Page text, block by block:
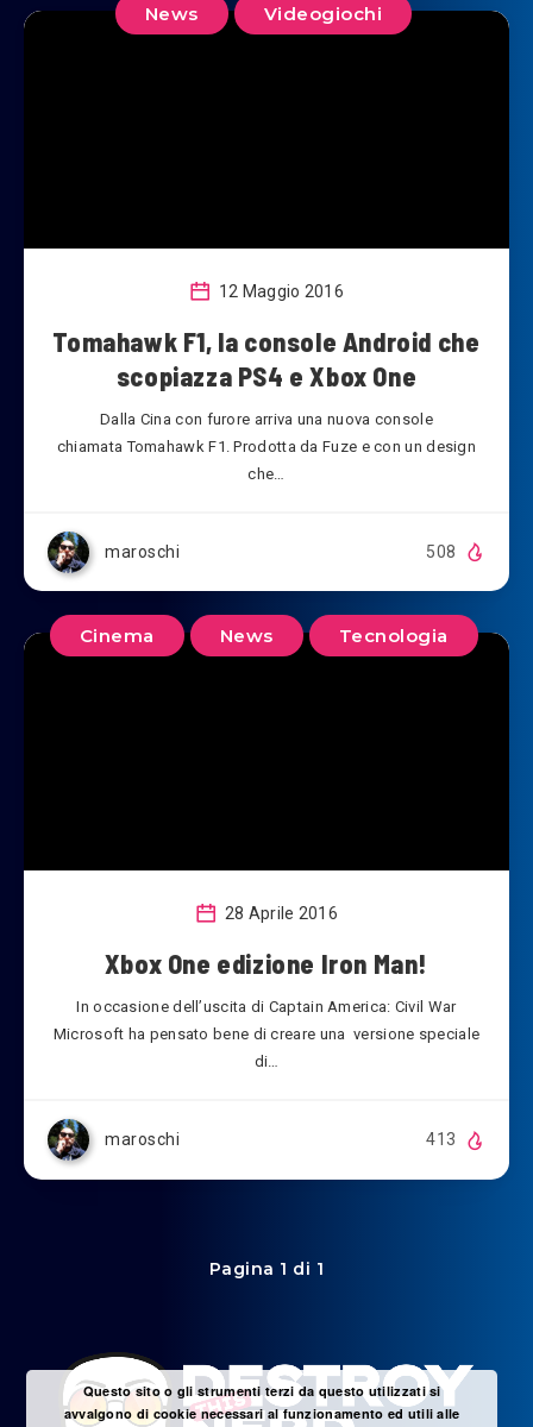
News Videogiochi
12 Maggio 2016
Tomahawk F1, la console Android che
scopiazza PS4 e Xbox One
Dalla Cina con furore arriva una nuova console
chiamata Tomahawk F1. Prodotta da Fuze e con un design
che…
maroschi 508
Cinema News Tecnologia
28 Aprile 2016
Xbox One edizione Iron Man!
In occasione dell’uscita di Captain America: Civil War
Microsoft ha pensato bene di creare una versione speciale
di…
maroschi 413
Pagina 1 di 1
Questo sito o gli strumenti terzi da questo utilizzati si
avvalgono di cookie necessari al funzionamento ed utili alle